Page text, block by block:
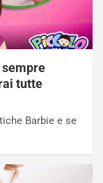
tutte
Barbie e se